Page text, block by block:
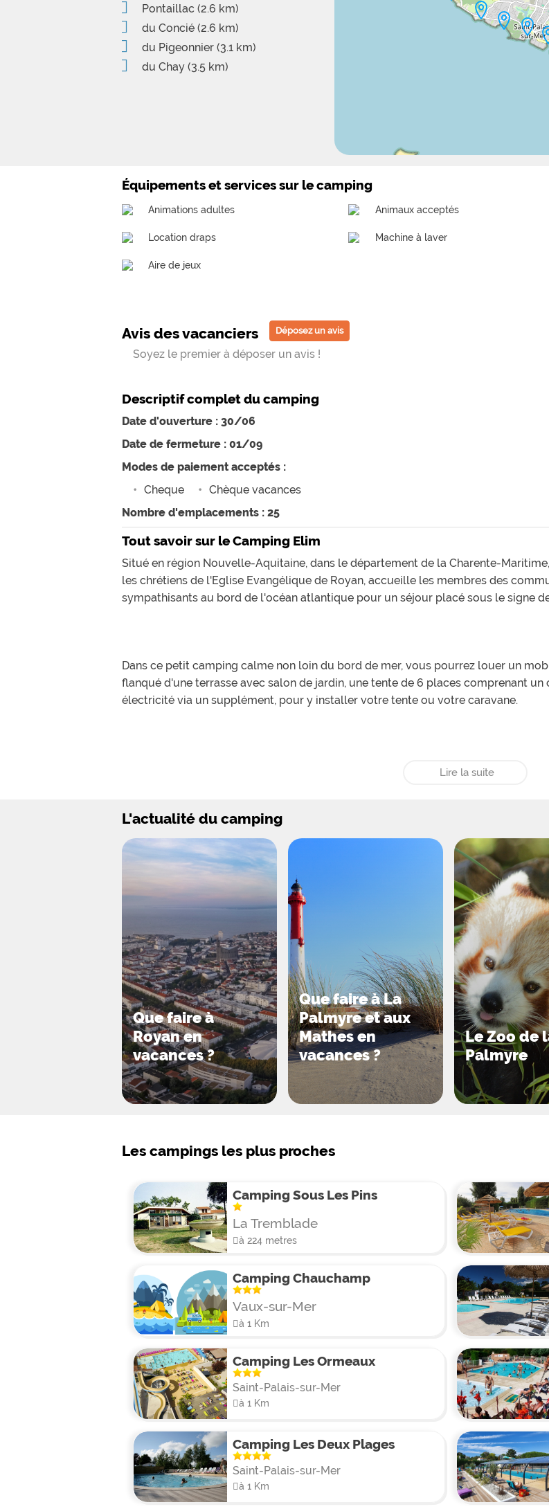
Pontaillac (2.6 km)
du Concié (2.6 km)
du Pigeonnier (3.1 km)
du Chay (3.5 km)
Équipements et services sur le camping
Animations adultes Animaux acceptés
Location draps Machine à laver
Aire de jeux
Avis des vacanciers Déposez un avis
Soyez le premier à déposer un avis !
Descriptif complet du camping
Date d'ouverture : 30/06
Date de fermeture : 01/09
Modes de paiement acceptés :
Cheque
Chèque vacances
Nombre d'emplacements : 25
Tout savoir sur le Camping Elim
Situé en région Nouvelle-Aquitaine, dans le département de la Charente-
les chrétiens de l'Eglise Evangélique de Royan, accueille les membres des
sympathisants au bord de l'océan atlantique pour un séjour placé sous le signe
Dans ce petit camping calme non loin du bord de mer, vous pourrez louer un
flanqué d'une terrasse avec salon de jardin, une tente de 6 places comprenant
électricité via un supplément, pour y installer votre tente ou votre caravane.
Sur place, vous pourrez bénéficier de rendez-vous de culte pour adultes et de
là sera notamment le lieu idéal pour se relaxer sur le sable, se baigner et se
Côté restauration, vous trouverez dans les alentours immédiats de nombreux
Bon à savoir : le camping accepte les bons VACAF!
A partir de ce camping à taille humaine, allez visiter la belle cité de Royan à 5 km
Palmyre et, un peu plus loin, partez à la rencontre de La Rochelle ou de
Lire la suite
L'actualité du camping
Que faire à
Royan en
vacances ?
Que faire à La
Palmyre et aux
Mathes en
vacances ?
Le Zoo de
Palmyre
Les campings les plus proches
Camping Sous Les Pins
La Tremblade
à 224 metres
Camping Chauchamp
Vaux-sur-Mer
à 1 Km
Camping Les Ormeaux
Saint-Palais-sur-Mer
à 1 Km
Camping Les Deux Plages
Saint-Palais-sur-Mer
à 1 Km